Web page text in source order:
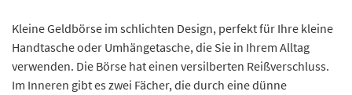
Kleine Geldbörse im schlichten Design, perfekt für Ihre kleine
Handtasche oder Umhängetasche, die Sie in Ihrem Alltag
verwenden. Die Börse hat einen versilberten Reißverschluss.
Im Inneren gibt es zwei Fächer, die durch eine dünne